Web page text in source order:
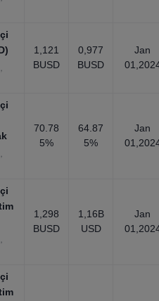
1,121
BUSD
0,977
BUSD
Jan
70.78
5%
64.87
5%
Jan
1,298
BUSD
1,16B
USD
Jan